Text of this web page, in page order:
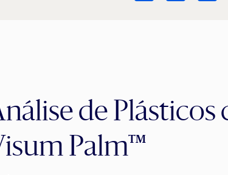
de Plásticos
Palm™